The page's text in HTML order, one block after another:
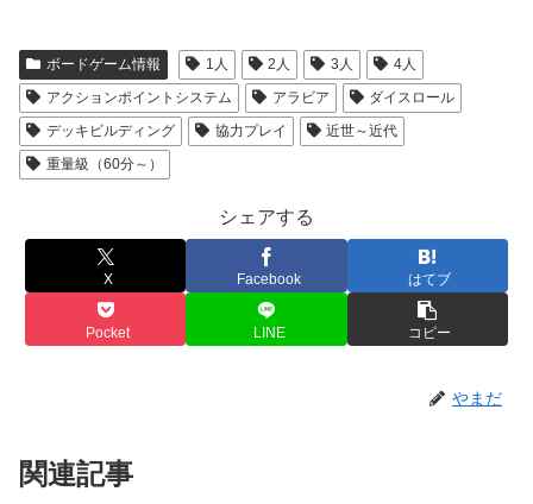
ボードゲーム情報 1人 2人 3人
4人
アクションポイントシステム
アラビア
ダイスロール
デッキビルディング
協力プレイ
近世～近代
重量級（60分～）
シェアする
X Facebook はてブ
Pocket LINE コピー
やまだ
関連記事